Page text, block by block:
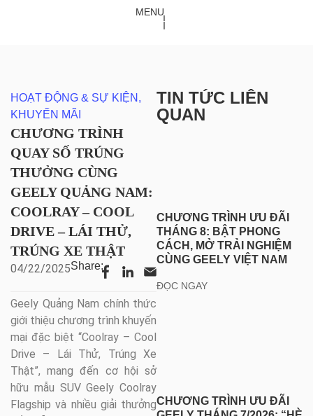
MENU
NAM: COOLRAY – COOL DRIVE – LÁI THỬ, TRÚNG XE THẬT
HOẠT ĐỘNG & SỰ KIỆN ,
KHUYẾN MÃI
CHƯƠNG TRÌNH
QUAY SỐ TRÚNG
THƯỞNG CÙNG
GEELY QUẢNG NAM:
COOLRAY – COOL
DRIVE – LÁI THỬ,
TRÚNG XE THẬT
04/22/2025Share:
Geely Quảng Nam chính thức
giới thiệu chương trình khuyến
mại đặc biệt “Coolray – Cool
Drive – Lái Thử, Trúng Xe
Thật”, mang đến cơ hội sở
hữu mẫu SUV Geely Coolray
Flagship và nhiều giải thưởng
TIN TỨC LIÊN
QUAN
CHƯƠNG TRÌNH ƯU ĐÃI
THÁNG 8: BẬT PHONG
CÁCH, MỞ TRẢI NGHIỆM
CÙNG GEELY VIỆT NAM
ĐỌC NGAY
CHƯƠNG TRÌNH ƯU ĐÃI